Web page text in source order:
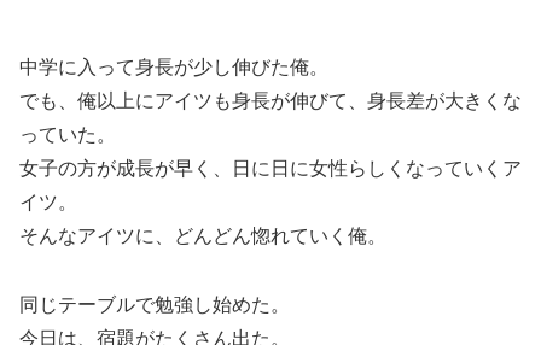
中学に入って身長が少し伸びた俺。
でも、俺以上にアイツも身長が伸びて、身長差が大きくな
っていた。
女子の方が成長が早く、日に日に女性らしくなっていくア
イツ。
そんなアイツに、どんどん惚れていく俺。
同じテーブルで勉強し始めた。
今日は、宿題がたくさん出た。